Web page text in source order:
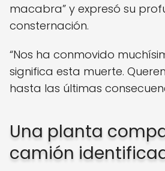
macabra” y expresó su
consternación.
“Nos ha conmovido
significa esta muerte.
hasta las últimas
Una planta
camión